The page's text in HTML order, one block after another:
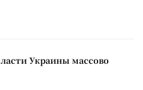
Украины массово